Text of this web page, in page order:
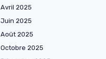
Avril 2025
Juin 2025
Août 2025
Octobre 2025